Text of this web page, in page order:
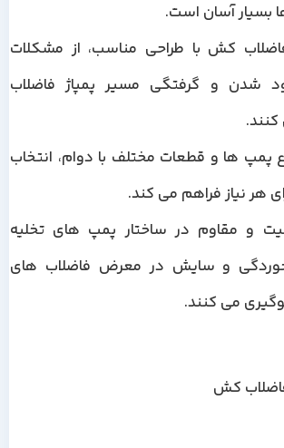
بسیار آسان است.
کش با طراحی مناسب، از مشکلات
شدن و گرفتگی مسیر پمپاژ فاضلاب
پمپ ها و قطعات مختلف با دوام، انتخاب
هر نیاز فراهم می کند.
و مقاوم در ساختار پمپ های تخلیه
خوردگی و سایش در معرض فاضلاب های
می کنند.